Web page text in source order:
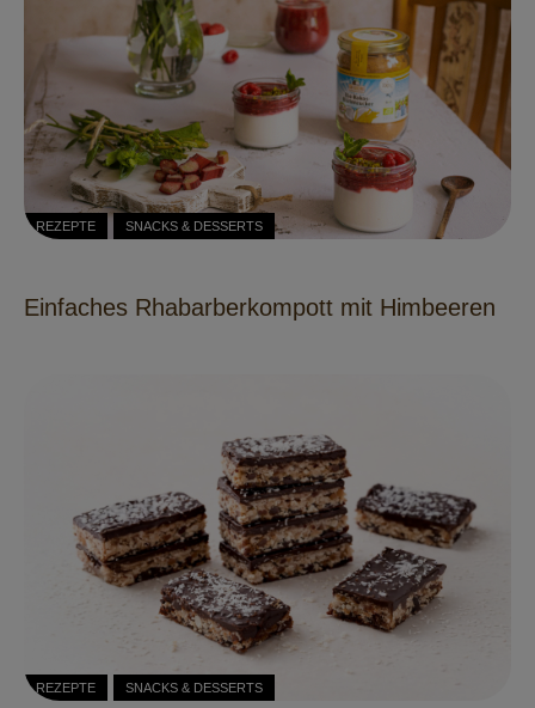
REZEPTE SNACKS & DESSERTS
Einfaches Rhabarberkompott mit Himbeeren
REZEPTE SNACKS & DESSERTS